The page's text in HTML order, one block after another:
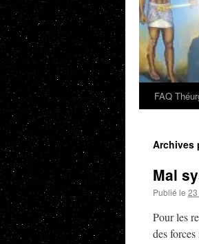
FAQ
Archives
Mal
Publié le
Pour les
des